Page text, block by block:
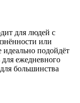
для людей с
или
идеально подойдёт
ежедневного
большинства